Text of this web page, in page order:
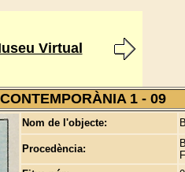
Virtual
1 - 09
Nom de l'objecte:
Procedència: